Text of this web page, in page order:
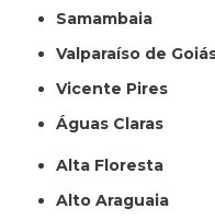
Samambaia
Valparaíso de
Vicente Pires
Águas Claras
Alta Floresta
Alto Araguaia